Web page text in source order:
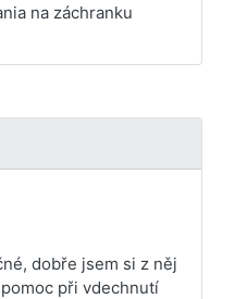
na záchranku
dobře jsem si z něj
při vdechnutí